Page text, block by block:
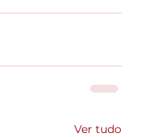
Ver tudo